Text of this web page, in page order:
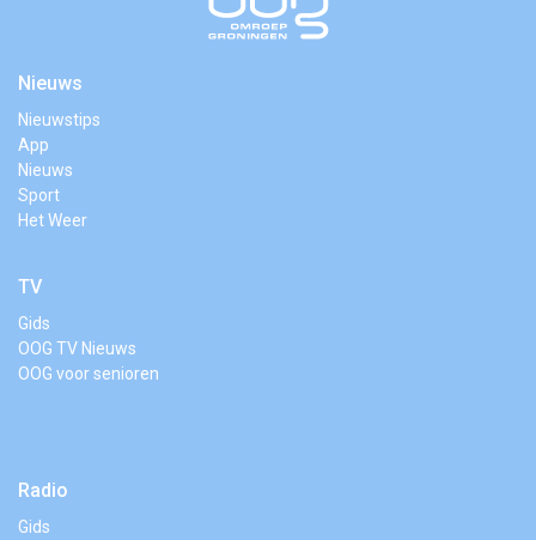
Nieuws
Nieuwstips
App
Nieuws
Sport
Het Weer
TV
Gids
OOG TV Nieuws
OOG voor senioren
Radio
Gids